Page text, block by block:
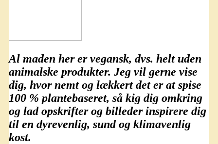
Al maden her ervegansk, dvs. helt uden
animalske produkter. Jeg vil gerne vise
dig, hvor nemt og lækkert det er at spise
100 % plantebaseret, så kig dig omkring
og lad opskrifter og billeder inspirere dig
til en dyrevenlig, sund og klimavenlig
kost.